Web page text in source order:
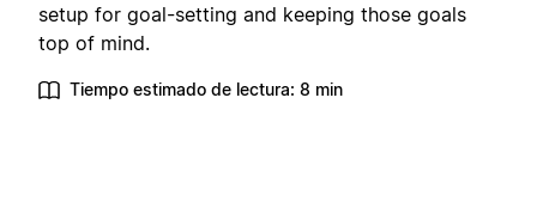
setup for goal-setting and keeping those goals
top of mind.
Tiempo estimado de lectura: 8 min